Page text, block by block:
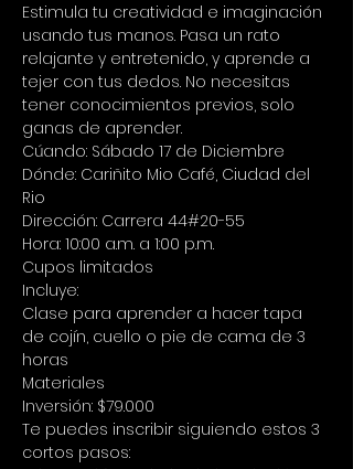
Estimula tu creatividad e imaginación
usando tus manos. Pasa un rato
relajante y entretenido, y aprende a
tejer con tus dedos. No necesitas
tener conocimientos previos, solo
ganas de aprender.
Cúando: Sábado 17 de Diciembre
Dónde: Cariñito Mio Café, Ciudad del
Rio
Dirección: Carrera 44#20-55
Hora: 10:00 a.m. a 1:00 p.m.
Cupos limitados
Incluye:
Clase para aprender a hacer tapa
de cojín, cuello o pie de cama de 3
horas
Materiales
Inversión: $79.000
Te puedes inscribir siguiendo estos 3
cortos pasos: